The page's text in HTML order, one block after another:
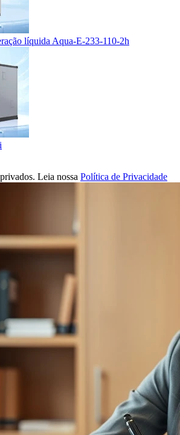
líquida Aqua-E-233-110-2h
Leia nossa Política de Privacidade